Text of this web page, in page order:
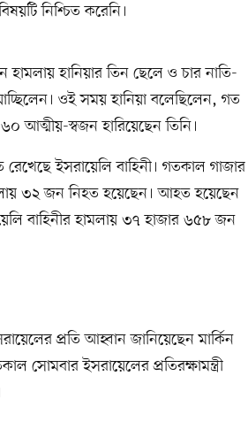
নিশ্চিত করেনি।
হানিয়ার তিন ছেলে ও চার নাতি-
ওই সময় হানিয়া বলেছিলেন, গত
আত্মীয়-স্বজন হারিয়েছেন তিনি।
ইসরায়েলি বাহিনী। গতকাল গাজার
৩২ জন নিহত হয়েছেন। আহত হয়েছেন
বাহিনীর হামলায় ৩৭ হাজার ৬৫৮ জন
প্রতি আহ্বান জানিয়েছেন মার্কিন
সোমবার ইসরায়েলের প্রতিরক্ষামন্ত্রী